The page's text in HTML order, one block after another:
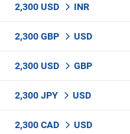
2,300 USD INR
2,300 GBP USD
2,300 USD GBP
2,300 JPY USD
2,300 CAD USD